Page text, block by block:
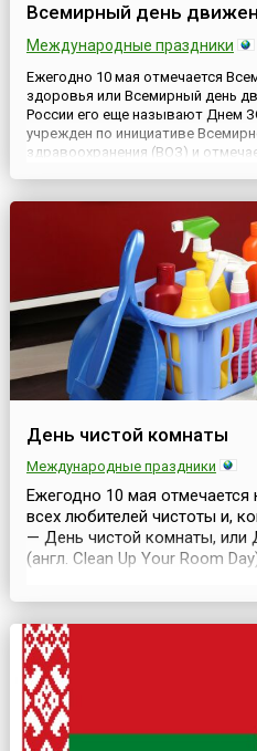
Всемирный день
Международные праздники
Ежегодно 10 мая отмечается
здоровья или Всемирный день
России его еще называют Днем
учрежден по инициативе
здравоохранения (ВОЗ) и
День чистой комнаты
Международные праздники
Ежегодно 10 мая
всех любителей чистоты и,
— День чистой комнаты, или
(англ. Clean Up Your Room
ленивого человека, но мало,
праздник необходим. Ведь
стремление к чистоте в
поб...